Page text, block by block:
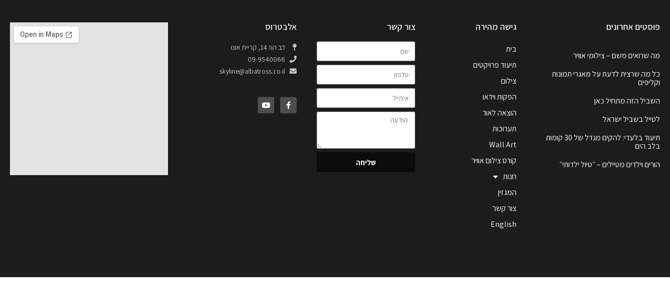
פוסטים אחרונים
מה שרואים משם – צילומי אוויר
כל מה שרצית לדעת על מאגרי תמונות
וקליפים
השביל הזה מתחיל כאן
לטייל בשביל ישראל
תיעוד בלעדי: להקים מגדל של 30 קומות
בלב הים
הורים וילדים מטיילים – ״טיול ילדותי״
גישה מהירה
בית
תיעוד פרויקטים
צילום
הפקות וידאו
הוצאה לאור
תערוכות
Wall Art
קורס צילום אוויר
חנות
המגזין
צור קשר
English
צור קשר
שליחה
אלבטרוס
דב הוז 14, קריית אונו
09-9540066
skyline@albatross.co.il